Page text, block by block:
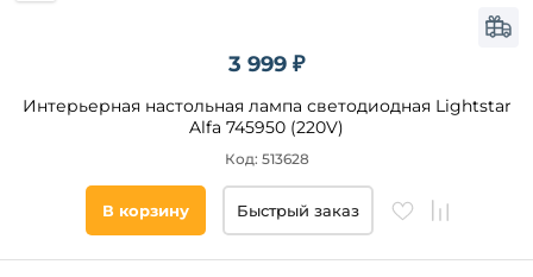
3 999 ₽
Интерьерная настольная лампа светодиодная Lightstar
Alfa 745950 (220V)
Код: 513628
В корзину Быстрый заказ